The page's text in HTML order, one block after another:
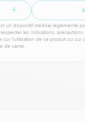
+
un dispositif médical réglementé
les indications,
sur l’utilisation de ce produit ou
de santé.